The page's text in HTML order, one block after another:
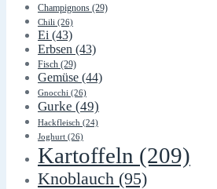
Champignons (29)
Chili (26)
Ei (43)
Erbsen (43)
Fisch (29)
Gemüse (44)
Gnocchi (26)
Gurke (49)
Hackfleisch (24)
Joghurt (26)
Kartoffeln (209)
Knoblauch (95)